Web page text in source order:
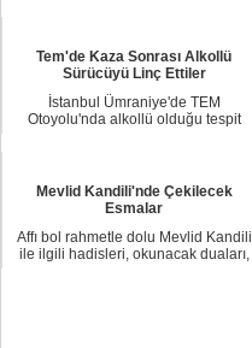
Tem'de Kaza Sonrası Alkollü
Sürücüyü Linç Ettiler
İstanbul Ümraniye'de TEM
Otoyolu'nda alkollü olduğu tespit
Mevlid Kandili'nde Çekilecek
Esmalar
Affı bol rahmetle dolu Mevlid Kandili
ile ilgili hadisleri, okunacak duaları,